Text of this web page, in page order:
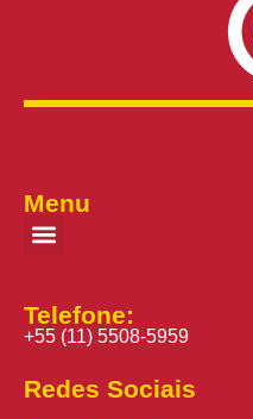
Menu
Telefone:
+55 (11) 5508-5959
Redes Sociais